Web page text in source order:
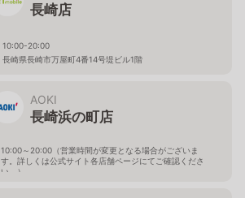
長崎店
10:00-20:00
長崎県長崎市万屋町4番14号堤ビル1階
AOKI
長崎浜の町店
10:00～20:00（営業時間が変更となる場合がございま
す。詳しくは公式サイト各店舗ページにてご確認くださ
い。）